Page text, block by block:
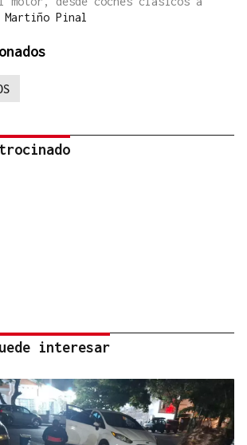
Martiño Pinal
interesar